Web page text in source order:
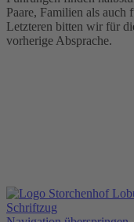
Paare, Familien als auch
Letzteren bitten wir für
vorherige Absprache.